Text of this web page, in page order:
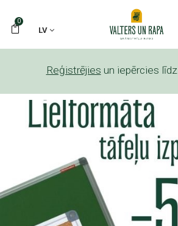
0
LV
Reģistrējies un iepērcies līdz